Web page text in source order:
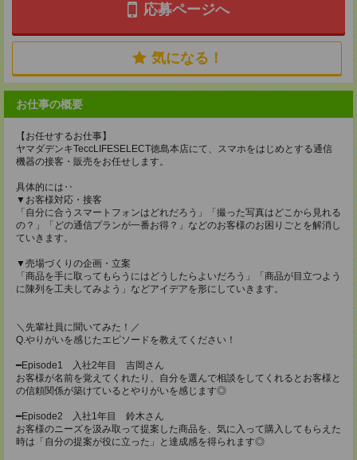
応募ページへ
気になる！
お仕事の概要
【お任せするお仕事】
ヤマダデンキTeccLIFESELECT徳島本店にて、スマホをはじめとする通信
機器の接客・販売をお任せします。
具体的には‥
▼お客様対応・接客
「自分に合うスマートフォンはどれだろう」「撮った写真はどこから見れる
の？」「どの通信プランが一番お得？」などのお客様のお困りごとを解消し
ていきます。
▼売場づくりの企画・立案
「商品を手に取ってもらうにはどうしたらよいだろう」「商品が目立つよう
に陳列を工夫してみよう」などアイデアを形にしていきます。
＼先輩社員に聞いてみた！／
Q.やりがいを感じたエピソードを教えてください！
━Episode1 入社2年目 吉岡さん
お客様が名前を覚えてくれたり、自分を選んで相談をしてくれるとお客様と
の信頼関係が築けているとやりがいを感じます◎
━Episode2 入社1年目 鈴木さん
お客様のニーズを汲み取って提案した商品を、気に入って購入してもらえた
時は「自分の提案が役に立った」と達成感を得られます◎